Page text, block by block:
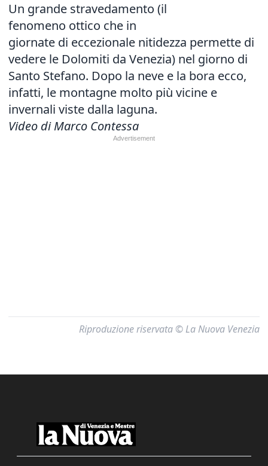
Un grande stravedamento (il
fenomeno ottico che in
giornate di eccezionale nitidezza permette di
vedere le Dolomiti da Venezia) nel giorno di
Santo Stefano. Dopo la neve e la bora ecco,
infatti, le montagne molto più vicine e
invernali viste dalla laguna.
Video di Marco Contessa
Riproduzione riservata © La Nuova Venezia